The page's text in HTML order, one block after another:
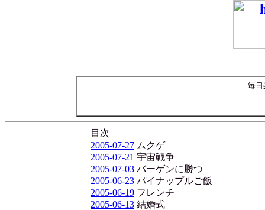
毎日
目次
2005-07-27 ムクゲ
2005-07-21 宇宙戦争
2005-07-03 バーゲンに勝つ
2005-06-23 パイナップルご飯
2005-06-19 フレンチ
2005-06-13 結婚式